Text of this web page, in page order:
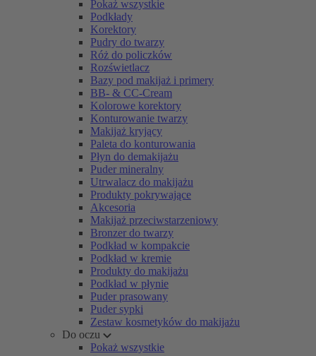
Pokaż wszystkie
Podkłady
Korektory
Pudry do twarzy
Róż do policzków
Rozświetlacz
Bazy pod makijaż i primery
BB- & CC-Cream
Kolorowe korektory
Konturowanie twarzy
Makijaż kryjący
Paleta do konturowania
Płyn do demakijażu
Puder mineralny
Utrwalacz do makijażu
Produkty pokrywające
Akcesoria
Makijaż przeciwstarzeniowy
Bronzer do twarzy
Podkład w kompakcie
Podkład w kremie
Produkty do makijażu
Podkład w płynie
Puder prasowany
Puder sypki
Zestaw kosmetyków do makijażu
Do oczu
Pokaż wszystkie